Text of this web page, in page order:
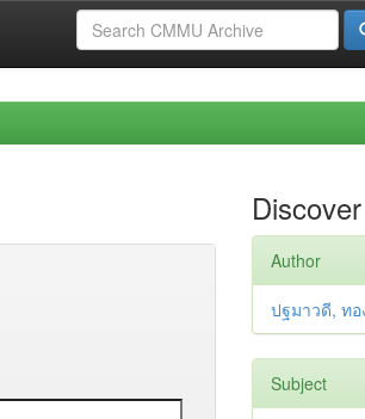
Discover
Author
ปฐมาวดี, ท
Subject